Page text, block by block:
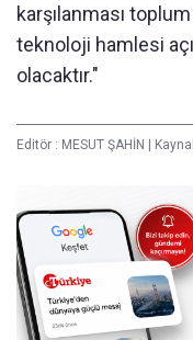
karşılanması
teknoloji hamlesi
olacaktır."
Editör : MESUT ŞAHİN |